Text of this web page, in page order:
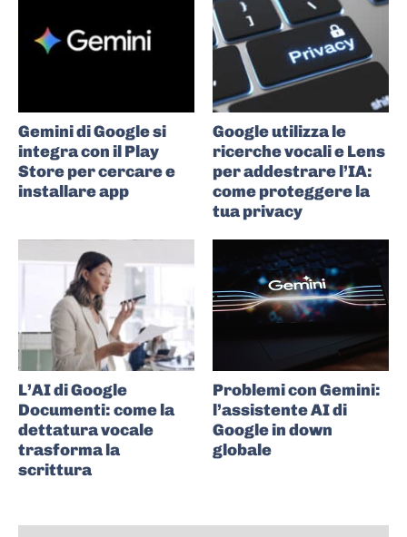
Gemini di Google si
integra con il Play
Store per cercare e
installare app
Google utilizza le
ricerche vocali e Lens
per addestrare l’IA:
come proteggere la
tua privacy
L’AI di Google
Documenti: come la
dettatura vocale
trasforma la
scrittura
Problemi con Gemini:
l’assistente AI di
Google in down
globale